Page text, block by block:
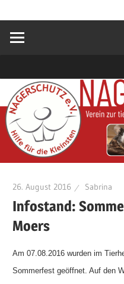
springen
für
26. August 2016 Sabrina
Infostand:
Moers
Am 07.08.2016 wurden im
Sommerfest geöffnet. Auf den